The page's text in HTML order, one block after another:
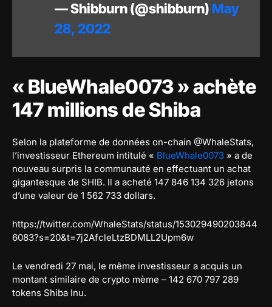
— Shibburn (@shibburn) May
28, 2022
« BlueWhale0073 » achète
147 millions de Shiba
Selon la plateforme de données on-chain @WhaleStats,
l’investisseur Ethereum intitulé « BlueWhale0073 » a de
nouveau surpris la communauté en effectuant un achat
gigantesque de SHIB. Il a acheté 147 846 134 326 jetons
d’une valeur de 1 562 733 dollars.
https://twitter.com/WhaleStats/status/153029490203844
6083?s=20&t=7j2AfcleLtzBDMLL2Upm6w
Le vendredi 27 mai, le même investisseur a acquis un
montant similaire de crypto mème – 142 670 797 289
tokens Shiba Inu.